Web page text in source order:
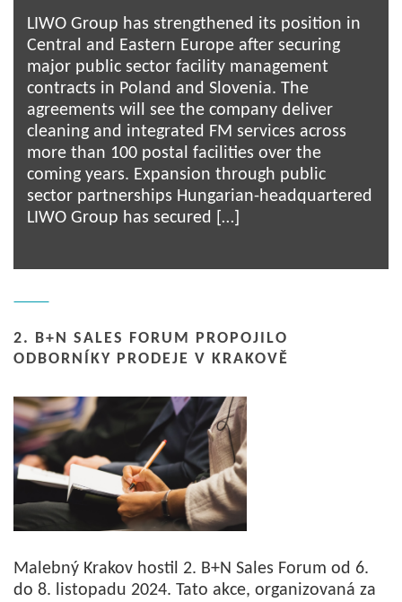
LIWO Group has strengthened its position in
Central and Eastern Europe after securing
major public sector facility management
contracts in Poland and Slovenia. The
agreements will see the company deliver
cleaning and integrated FM services across
more than 100 postal facilities over the
coming years. Expansion through public
sector partnerships Hungarian-headquartered
LIWO Group has secured […]
2. B+N SALES FORUM PROPOJILO
ODBORNÍKY PRODEJE V KRAKOVĚ
Malebný Krakov hostil 2. B+N Sales Forum od 6.
do 8. listopadu 2024. Tato akce, organizovaná za